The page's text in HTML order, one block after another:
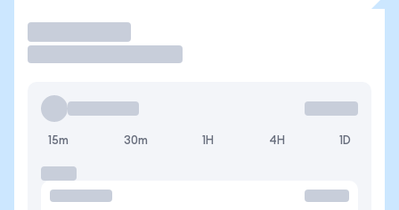
15m 30m 1H 4H 1D